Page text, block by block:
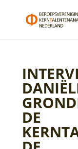
DE